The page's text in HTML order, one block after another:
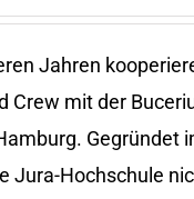
Jahren
Crew mit der
Gegründet
Jura-Hochschule